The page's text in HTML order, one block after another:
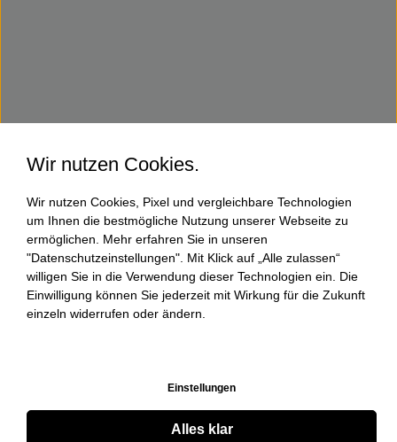
Wir nutzen Cookies.
Wir nutzen Cookies, Pixel und vergleichbare Technologien
um Ihnen die bestmögliche Nutzung unserer Webseite zu
ermöglichen. Mehr erfahren Sie in unseren
"Datenschutzeinstellungen". Mit Klick auf „Alle zulassen“
willigen Sie in die Verwendung dieser Technologien ein. Die
Einwilligung können Sie jederzeit mit Wirkung für die Zukunft
einzeln widerrufen oder ändern.
Einstellungen
Alles klar